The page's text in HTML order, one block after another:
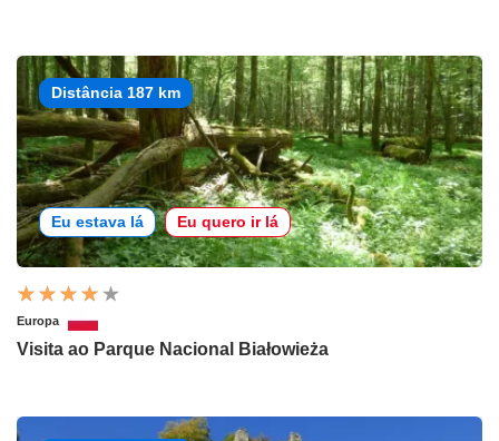
Distância 187 km
Eu estava lá Eu quero ir lá
Europa
Visita ao Parque Nacional Białowieża